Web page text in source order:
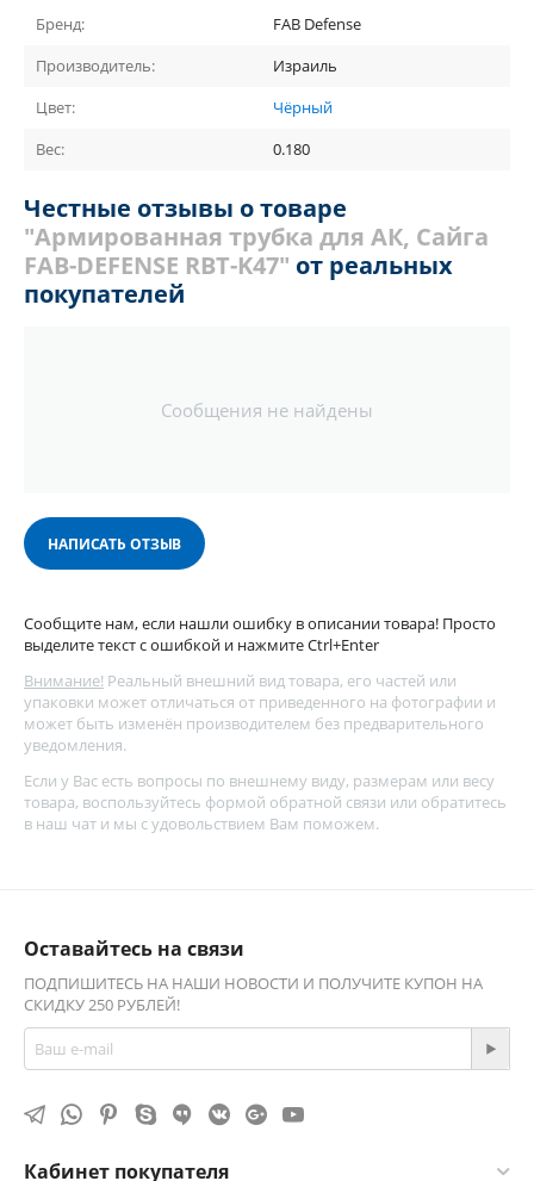
Бренд:
FAB Defense
Производитель:
Израиль
Цвет:
Чёрный
Вес:
0.180
Честные отзывы о товаре
"Армированная трубка для АК, Сайга
FAB-DEFENSE RBT-K47" от реальных
покупателей
Сообщения не найдены
НАПИСАТЬ ОТЗЫВ
Сообщите нам, если нашли ошибку в описании товара! Просто
выделите текст с ошибкой и нажмите Ctrl+Enter
Внимание! Реальный внешний вид товара, его частей или
упаковки может отличаться от приведенного на фотографии и
может быть изменён производителем без предварительного
уведомления.
Если у Вас есть вопросы по внешнему виду, размерам или весу
товара, воспользуйтесь формой обратной связи или обратитесь
в наш чат и мы с удовольствием Вам поможем.
Оставайтесь на связи
ПОДПИШИТЕСЬ НА НАШИ НОВОСТИ И ПОЛУЧИТЕ КУПОН НА
СКИДКУ 250 РУБЛЕЙ!
Кабинет покупателя